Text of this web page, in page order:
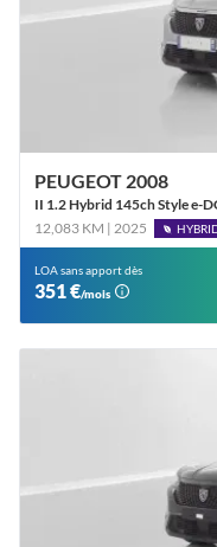
PEUGEOT 2008
II 1.2 Hybrid 145ch Style e-
12,083 KM | 2025
LOA sans apport dès
351 €/mois